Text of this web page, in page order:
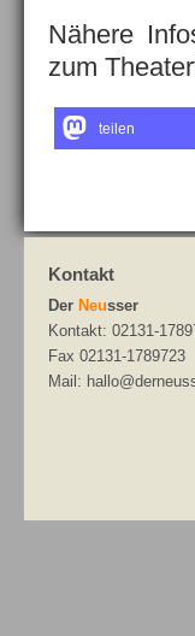
Nähere
zum
teilen
Kontakt
Der Neusser
Kontakt: 02131-
Fax 02131-1789723
Mail: